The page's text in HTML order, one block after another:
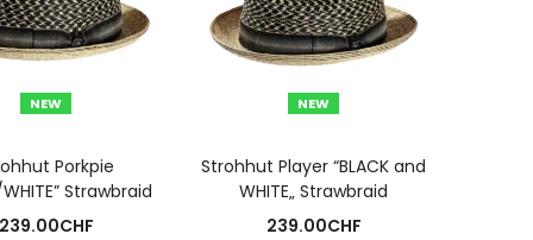
NEW
Porkpie
WHITE” Strawbraid
CHF
NEW
Strohhut Player “BLACK and
WHITE„ Strawbraid
239.00CHF